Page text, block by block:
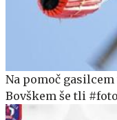
Na pomoč
Bovškem še tli #foto